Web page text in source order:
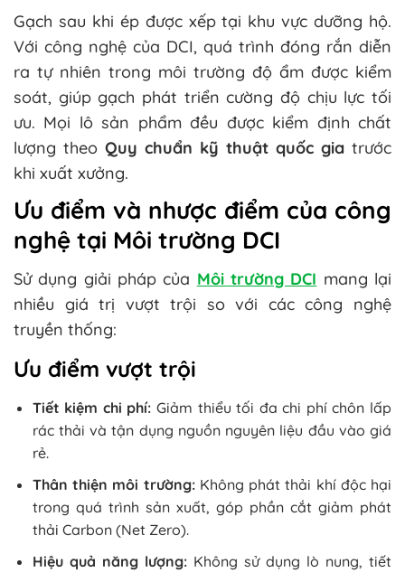
Gạch sau khi ép được xếp tại khu vực dưỡng hộ.
Với công nghệ của DCI, quá trình đóng rắn diễn
ra tự nhiên trong môi trường độ ẩm được kiểm
soát, giúp gạch phát triển cường độ chịu lực tối
ưu. Mọi lô sản phẩm đều được kiểm định chất
lượng theo Quy chuẩn kỹ thuật quốc gia trước
khi xuất xưởng.
Ưu điểm và nhược điểm của công
nghệ tại Môi trường DCI
Sử dụng giải pháp của Môi trường DCI mang lại
nhiều giá trị vượt trội so với các công nghệ
truyền thống:
Ưu điểm vượt trội
Tiết kiệm chi phí: Giảm thiểu tối đa chi phí chôn lấp
rác thải và tận dụng nguồn nguyên liệu đầu vào giá
rẻ.
Thân thiện môi trường:Không phát thải khí độc hại
trong quá trình sản xuất, góp phần cắt giảm phát
thải Carbon (Net Zero).
Hiệu quả năng lượng:Không sử dụng lò nung, tiết